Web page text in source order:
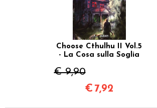
Choose Cthulhu II Vol.5
- La Cosa sulla Soglia
€ 9,90
€ 7,92